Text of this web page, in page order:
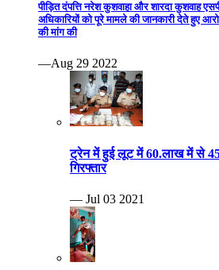
पीड़ित दंपत्ति नरेश कुशवाहा और शारदा कुशवाह
अधिकारियों को पूरे मामले की जानकारी देते हुए
की मांग की
—Aug 29 2022
ट्रेन में हुई लूट में 60.लाख में से
गिरफ्तार
— Jul 03 2021